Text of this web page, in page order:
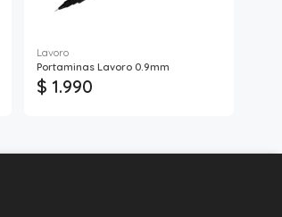
Lavoro
Portaminas Lavoro 0.9mm
$ 1.990